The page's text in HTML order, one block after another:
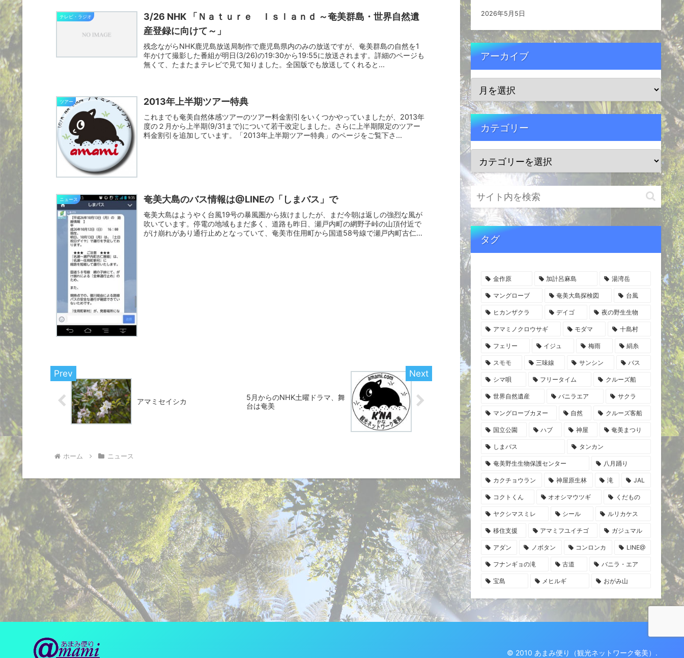
テレビ・ラジオ
3/26 NHK 「Ｎａｔｕｒｅ Ｉｓｌａｎｄ ～奄美群島・世界自然遺
産登録に向けて～」
残念ながらNHK鹿児島放送局制作で鹿児島県内のみの放送ですが、奄美群島の自然を1
年かけて撮影した番組が明日(3/26)の19:30から19:55に放送されます。詳細のページも
無くて、たまたまテレビで見て知りました。全国版でも放送してくれると...
ツアー 2013年上半期ツアー特典
これまでも奄美自然体感ツアーのツアー料金割引をいくつかやっていましたが、2013年
度の２月から上半期(9/31まで)について若干改定しました。さらに上半期限定のツアー
料金割引を追加しています。「2013年上半期ツアー特典」のページをご覧下さ...
ニュース 奄美大島のバス情報は@LINEの「しまバス」で
奄美大島はようやく台風19号の暴風圏から抜けましたが、まだ今朝は返しの強烈な風が
吹いています。停電の地域もまだ多く、道路も昨日、瀬戸内町の網野子峠の山頂付近で
がけ崩れがあり通行止めとなっていて、奄美市住用町から国道58号線で瀬戸内町古仁屋
アマミセイシカ
5月からのNHK土曜ドラマ、舞
台は奄美
ホーム ニュース
2026年5月5日
アーカイブ
カテゴリー
タグ
金作原 加計呂麻島 湯湾岳
マングローブ 奄美大島探検図 台風
ヒカンザクラ デイゴ 夜の野生生物
アマミノクロウサギ モダマ 十島村
フェリー イジュ 梅雨 絹糸
スモモ 三味線 サンシン バス
シマ唄 フリータイム クルーズ船
世界自然遺産 バニラエア サクラ
マングローブカヌー 自然 クルーズ客船
国立公園 ハブ 神屋 奄美まつり
しまバス タンカン
奄美野生生物保護センター 八月踊り
カクチョウラン 神屋原生林 滝 JAL
コクトくん オオシマウツギ くだもの
ヤクシマスミレ シール ルリカケス
移住支援 アマミフユイチゴ ガジュマル
アダン ノボタン コンロンカ LINE@
フナンギョの滝 古道 バニラ・エア
宝島 メヒルギ おがみ山
© 2010 あまみ便り（観光ネットワーク奄美）.